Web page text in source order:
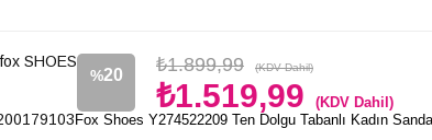
fox SHOES
%20
İndirim
₺1.899,99 (KDV Dahil)
₺1.519,99 (KDV Dahil)
Fox Shoes Y274522209 Ten Dolgu Tabanlı Kadın